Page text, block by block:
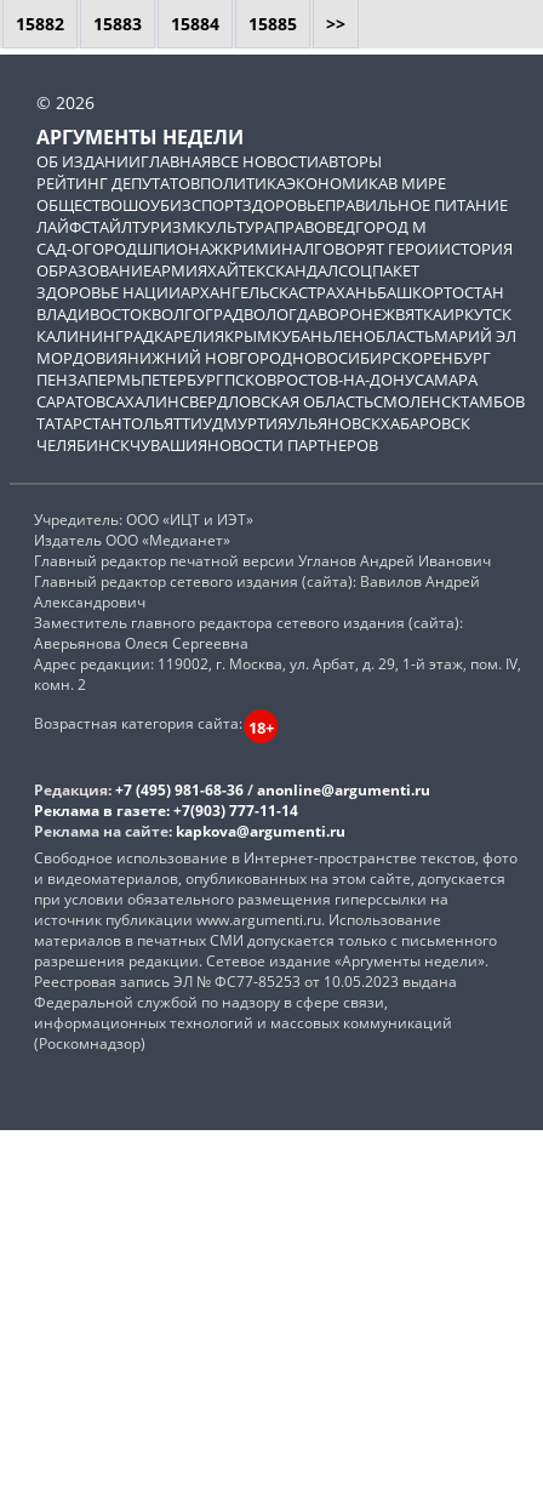
15882 15883 15884 15885 >>
© 2026
АРГУМЕНТЫ НЕДЕЛИ
ОБ ИЗДАНИИГЛАВНАЯВСЕ НОВОСТИАВТОРЫ
РЕЙТИНГ ДЕПУТАТОВПОЛИТИКАЭКОНОМИКАВ МИРЕ
ОБЩЕСТВОШОУБИЗСПОРТЗДОРОВЬЕПРАВИЛЬНОЕ ПИТАНИЕ
ЛАЙФСТАЙЛТУРИЗМКУЛЬТУРАПРАВОВЕДГОРОД М
САД-ОГОРОДШПИОНАЖКРИМИНАЛГОВОРЯТ ГЕРОИИСТОРИЯ
ОБРАЗОВАНИЕАРМИЯХАЙТЕКСКАНДАЛСОЦПАКЕТ
ЗДОРОВЬЕ НАЦИИАРХАНГЕЛЬСКАСТРАХАНЬБАШКОРТОСТАН
ВЛАДИВОСТОКВОЛГОГРАДВОЛОГДАВОРОНЕЖВЯТКАИРКУТСК
КАЛИНИНГРАДКАРЕЛИЯКРЫМКУБАНЬЛЕНОБЛАСТЬМАРИЙ ЭЛ
МОРДОВИЯНИЖНИЙ НОВГОРОДНОВОСИБИРСКОРЕНБУРГ
ПЕНЗАПЕРМЬПЕТЕРБУРГПСКОВРОСТОВ-НА-ДОНУСАМАРА
САРАТОВСАХАЛИНСВЕРДЛОВСКАЯ ОБЛАСТЬСМОЛЕНСКТАМБОВ
ТАТАРСТАНТОЛЬЯТТИУДМУРТИЯУЛЬЯНОВСКХАБАРОВСК
ЧЕЛЯБИНСКЧУВАШИЯНОВОСТИ ПАРТНЕРОВ
Учредитель: ООО «ИЦТ и ИЭТ»
Издатель ООО «Медианет»
Главный редактор печатной версии Угланов Андрей Иванович
Главный редактор сетевого издания (сайта): Вавилов Андрей
Александрович
Заместитель главного редактора сетевого издания (сайта):
Аверьянова Олеся Сергеевна
Адрес редакции: 119002, г. Москва, ул. Арбат, д. 29, 1-й этаж, пом. IV,
комн. 2
Возрастная категория сайта: 18+
Редакция:+7 (495) 981-68-36/anonline@argumenti.ru
Реклама в газете:+7(903) 777-11-14
Реклама на сайте: kapkova@argumenti.ru
Свободное использование в Интернет-пространстве текстов, фото
и видеоматериалов, опубликованных на этом сайте, допускается
при условии обязательного размещения гиперссылки на
источник публикации www.argumenti.ru. Использование
материалов в печатных СМИ допускается только с письменного
разрешения редакции. Сетевое издание «Аргументы недели».
Реестровая запись ЭЛ № ФС77-85253 от 10.05.2023 выдана
Федеральной службой по надзору в сфере связи,
информационных технологий и массовых коммуникаций
(Роскомнадзор)